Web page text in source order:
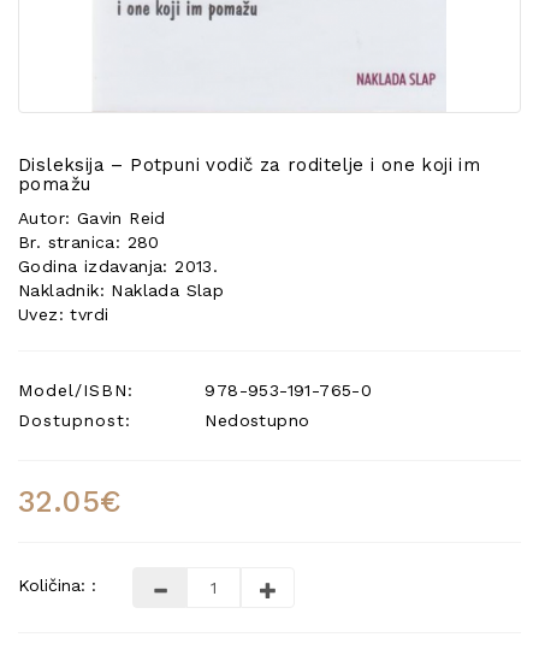
Disleksija – Potpuni vodič za roditelje i one koji im
pomažu
Autor: Gavin Reid
Br. stranica: 280
Godina izdavanja: 2013.
Nakladnik: Naklada Slap
Uvez: tvrdi
Model/ISBN:
978-953-191-765-0
Dostupnost:
Nedostupno
32.05€
Količina: :